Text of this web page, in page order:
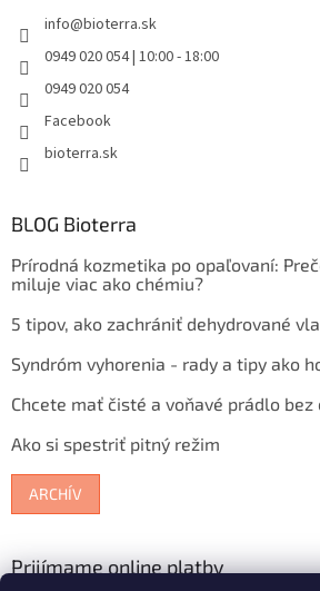
info@bioterra.sk
0949 020 054 | 10:00 - 18:00
0949 020 054
Facebook
bioterra.sk
BLOG Bioterra
Prírodná kozmetika po opaľovaní:
miluje viac ako chémiu?
5 tipov, ako zachrániť dehydrované
Syndróm vyhorenia - rady a tipy ako
Chcete mať čisté a voňavé prádlo bez
Ako si spestriť pitný režim
ARCHÍV
Prijímame online platby